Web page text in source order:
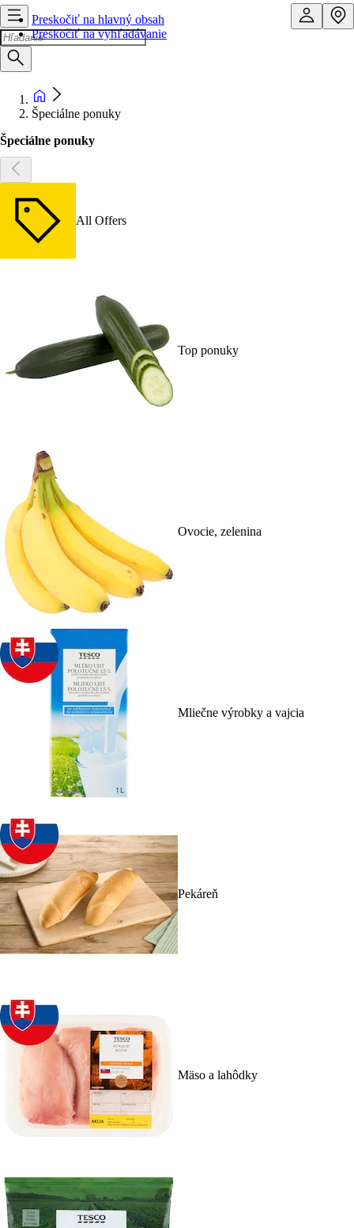
Preskočiť na hlavný obsah
Preskočiť na vyhľadávanie
Špeciálne ponuky
Špeciálne ponuky
All Offers
Top ponuky
Ovocie, zelenina
Mliečne výrobky a vajcia
Pekáreň
Mäso a lahôdky